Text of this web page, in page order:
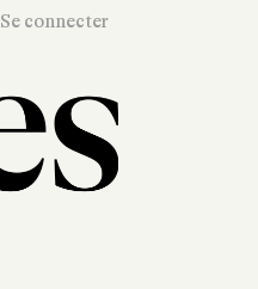
Se connecter